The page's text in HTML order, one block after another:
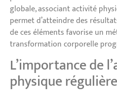
globale, associant activité
permet d’atteindre des
de ces éléments favorise un
transformation corporelle
L’importance de
physique régulière